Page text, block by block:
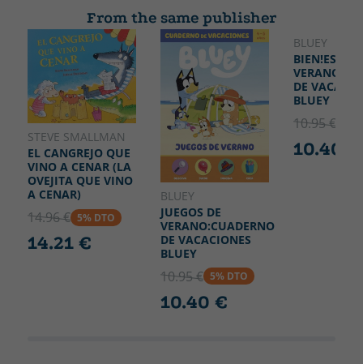
From the same publisher
STEVE SMALLMAN
EL CANGREJO QUE
VINO A CENAR (LA
OVEJITA QUE VINO
A CENAR)
14.96 € 5% DTO
14.21 €
BLUEY
JUEGOS DE
VERANO:CUADERNO
DE VACACIONES
BLUEY
10.95 € 5% DTO
10.40 €
BLUEY
BIEN!ES
DE
BLUEY
10.95 €
10.40 €